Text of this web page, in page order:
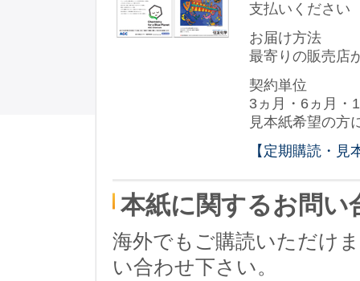
支払いください
お届け方法
最寄りの販売店
契約単位
3ヵ月・6ヵ月・
見本紙希望の方
【定期購読・見
本紙に関するお問い
海外でもご購読いただけ
い合わせ下さい。